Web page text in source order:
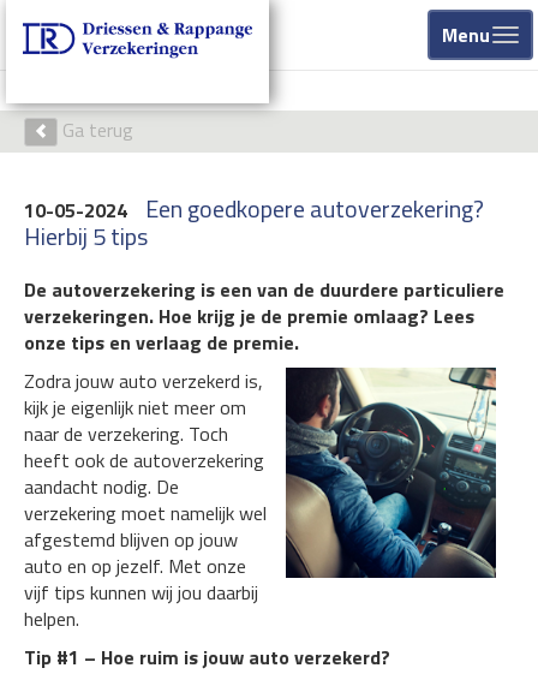
Menu
Ga terug
10-05-2024 Een goedkopere autoverzekering?
Hierbij 5 tips
De autoverzekering is een van de duurdere particuliere
verzekeringen. Hoe krijg je de premie omlaag? Lees
onze tips en verlaag de premie.
Zodra jouw auto verzekerd is,
kijk je eigenlijk niet meer om
naar de verzekering. Toch
heeft ook de autoverzekering
aandacht nodig. De
verzekering moet namelijk wel
afgestemd blijven op jouw
auto en op jezelf. Met onze
vijf tips kunnen wij jou daarbij
helpen.
Tip #1 – Hoe ruim is jouw auto verzekerd?